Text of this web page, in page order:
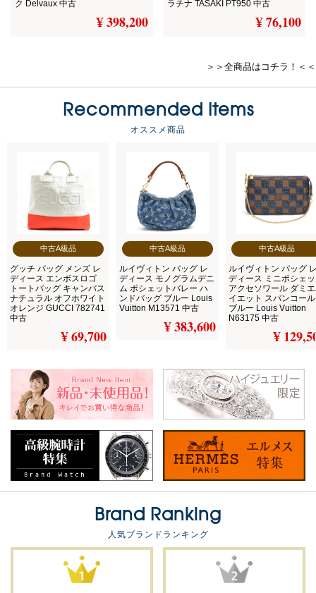
ク Delvaux 中古
¥ 398,200
ラチナ TASAKI PT950 中古
¥ 76,100
＞＞全商品はコチラ！＜＜
Recommended Items
オススメ商品
中古A級品
グッチ バッグ メンズ レ
ディース エンボスロゴ
トートバッグ キャンバス
ナチュラル オフホワイト
オレンジ GUCCI 782741
中古
¥ 69,700
中古A級品
ルイヴィトン バッグ レ
ディース モノグラムデニ
ム ポシェットバレー ハ
ンドバッグ ブルー Louis
Vuitton M13571 中古
¥ 383,600
中古A級品
ルイヴィトン バッグ
ディース ミニポシェ
アクセソワール ダミ
イエット スパンコール
ブルー Louis Vuitton
N63175 中古
¥
Brand Ranking
人気ブランドランキング